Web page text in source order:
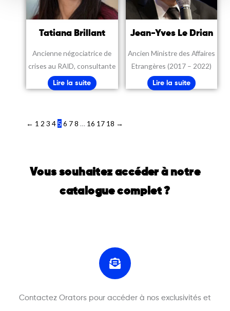
Tatiana Brillant
Ancienne négociatrice de
crises au RAID, consultante
Lire la suite
Jean-Yves Le Drian
Ancien Ministre des Affaires
Etrangères (2017 – 2022)
Lire la suite
← 1 2 3 4 5 6 78 … 16 17 18 →
Vous souhaitez accéder à notre
catalogue complet ?
Contactez Orators pour accéder à nos exclusivités et